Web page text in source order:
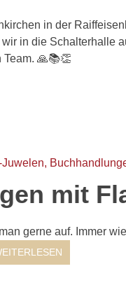
in der
in die Schalterhalle
🙏📚👏
mit
gerne auf. Immer